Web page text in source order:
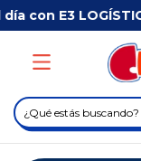
con E3 LOGÍSTICA